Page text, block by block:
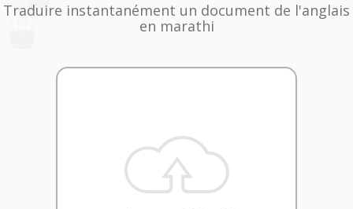
Traduire instantanément un document de l'anglais
en marathi